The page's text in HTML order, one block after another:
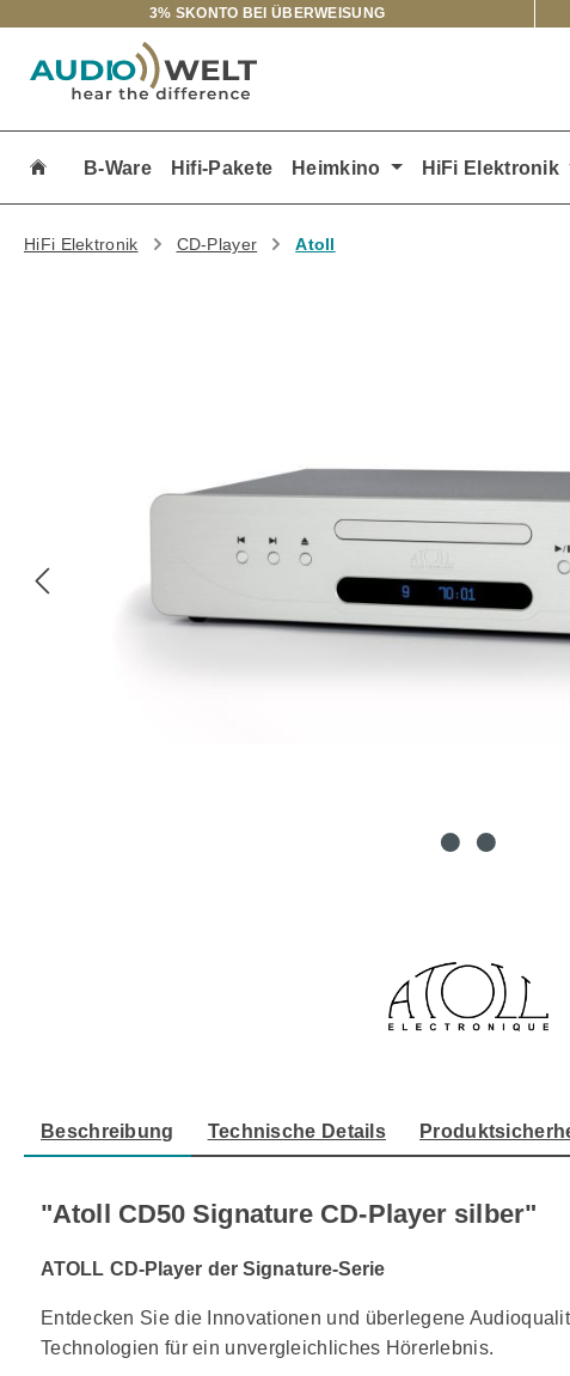
Hauptinhalt springen
Zur Suche springen
Zur Hauptnavigation springen
3% SKONTO BEI ÜBERWEISUNG
B-Ware Hifi-Pakete Heimkino HiFi Elektronik
HiFi Elektronik CD-Player Atoll
Beschreibung Technische Details
"Atoll CD50 Signature CD-Player silber"
ATOLL CD-Player der Signature-Serie
Entdecken Sie die Innovationen und überlegene
Technologien für ein unvergleichliches Hörerlebnis.